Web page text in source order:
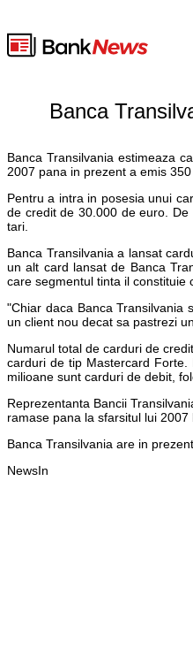
Banca
Banca Transilvania estimeaza
2007 pana in prezent a emis
Pentru a intra in posesia unui
de credit de 30.000 de euro.
tari.
Banca Transilvania a lansat
un alt card lansat de Banca
care segmentul tinta il constituie
"Chiar daca Banca Transilvania
un client nou decat sa pastrezi
Numarul total de carduri de
carduri de tip Mastercard
milioane sunt carduri de debit,
Reprezentanta Bancii
ramase pana la sfarsitul lui
Banca Transilvania are in
NewsIn